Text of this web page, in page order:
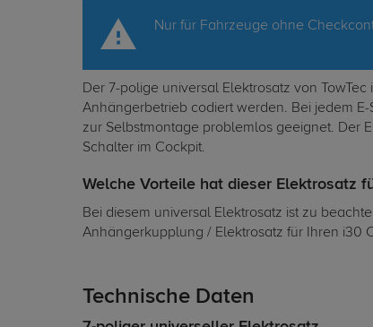
Nur für Fahrzeuge ohne
Der 7-polige universal Elektrosatz von
Anhängerbetrieb codiert werden. Bei jedem
zur Selbstmontage problemlos geeignet. Der
Schalter im Cockpit.
Welche Vorteile hat dieser Elektrosatz
Bei diesem universal Elektrosatz ist zu
Anhängerkupplung / Elektrosatz für Ihren i30
Technische Daten